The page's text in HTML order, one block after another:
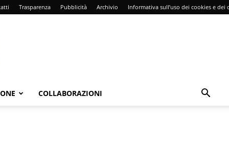
Trasparenza Pubblicità Archivio Informativa sull’uso dei cookies e dei
COLLABORAZIONI